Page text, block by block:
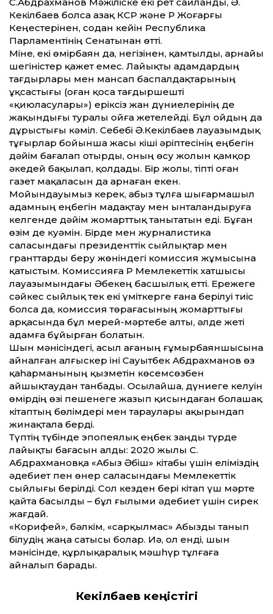
Кекілбаев болса Қазақ КСР және ҚР Жоғарғы
Кеңестерінен, содан кейін Республика
Парламентінің Сенатынан өтті.
Міне, екі өмірбаян да, негізінен, қамтылды, арнайы
шегіністер қажет емес. Лайықты адамдардың
тағдырлары мен мансап баспалдақтарының
ұқсастығы (оған қоса тағдыршешті
«қиюласулары») еріксіз жан дүниелерінің де
жақындығы туралы ойға жетелейді. Бұл ойдың да
дұрыстығы кәміл. Себебі Ә.Кекілбаев лауазымдық
тұғырлар бойынша жасы кіші әріптесінің еңбегін
дәйім бағалап отырды, оның өсу жолын қамқор
әкедей бақылап, қолдады. Бір жолы, тіпті оған
газет мақаласын да арнаған екен.
Мойындауымыз керек, абыз тұлға шығармашыл
адамның еңбегін мадақтау мен ынталандыруға
келгенде дәйім жомарттық танытатын еді. Бұған
өзім де куәмін. Бірде мен журналистика
саласындағы президенттік сыйлықтар мен
гранттарды беру жөніндегі комиссия жұмысына
қатыстым. Комиссияға ҚР Мемлекеттік хатшысы
лауазымындағы Әбекең басшылық етті. Ережеге
сәйкес сыйлық тек екі үміткерге ғана берілуі тиіс
болса да, комиссия төрағасының жомарт­тығы
арқасында бұл мерей-мәртебе алты, әлде жеті
адамға бұйырған болатын.
Шын мәнісіндегі, асыл ағаның ғұмырбаяншысына
айналған алғыскер іні Сауытбек Абдрахманов өз
қаһарманының қызметін көсемсөзбен
айшықтаудан танбады. Осылайша, дүниеге келуін
өмірдің өзі пешенеге жазып қисындаған болашақ
кітаптың бөлімдері мен тараулары ақырындап
жинақтала берді.
Түптің түбінде эпопеялық еңбек заңды түрде
лайықты бағасын алды: 2020 жылы С.
Абдрахмановқа «Абыз Әбіш» кітабы үшін еліміздің
әдебиет пен өнер саласындағы Мемлекеттік
сыйлығы берілді. Сол кезден бері кітап үш мәрте
қайта басылды – бұл ғылыми әдебиет үшін сирек
жағдай.
«Корифей», бәлкім, «сарқылмас» Абызды танып
білудің жаңа сатысы болар. Иә, ол енді, шын
мәнісінде, құрлықаралық мәшһүр тұлғаға
айналып барады.
Кекілбаев кеңістігі